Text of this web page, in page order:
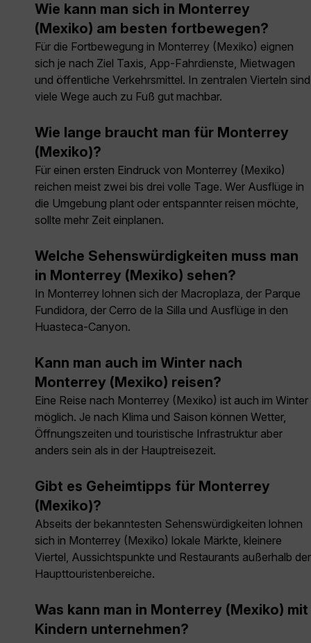
Wie kann man sich in Monterrey
(Mexiko) am besten fortbewegen?
Für die Fortbewegung in Monterrey (Mexiko) eignen
sich je nach Ziel Taxis, App-Fahrdienste, Mietwagen
und öffentliche Verkehrsmittel. In zentralen Vierteln sind
viele Wege auch zu Fuß gut machbar.
Wie lange braucht man für Monterrey
(Mexiko)?
Für einen ersten Eindruck von Monterrey (Mexiko)
reichen meist zwei bis drei volle Tage. Wer Ausflüge in
die Umgebung plant oder entspannter reisen möchte,
sollte mehr Zeit einplanen.
Welche Sehenswürdigkeiten muss man
in Monterrey (Mexiko) sehen?
In Monterrey lohnen sich der Macroplaza, der Parque
Fundidora, der Cerro de la Silla und Ausflüge in den
Huasteca-Canyon.
Kann man auch im Winter nach
Monterrey (Mexiko) reisen?
Eine Reise nach Monterrey (Mexiko) ist auch im Winter
möglich. Je nach Klima und Saison können Wetter,
Öffnungszeiten und touristische Infrastruktur aber
anders sein als in der Hauptreisezeit.
Gibt es Geheimtipps für Monterrey
(Mexiko)?
Abseits der bekanntesten Sehenswürdigkeiten lohnen
sich in Monterrey (Mexiko) lokale Märkte, kleinere
Viertel, Aussichtspunkte und Restaurants außerhalb der
Haupttouristenbereiche.
Was kann man in Monterrey (Mexiko) mit
Kindern unternehmen?